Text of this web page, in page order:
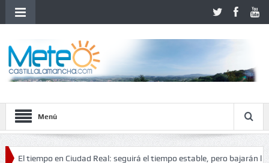
Menú
en Ciudad Real: seguirá el tiempo estable, pero bajarán las